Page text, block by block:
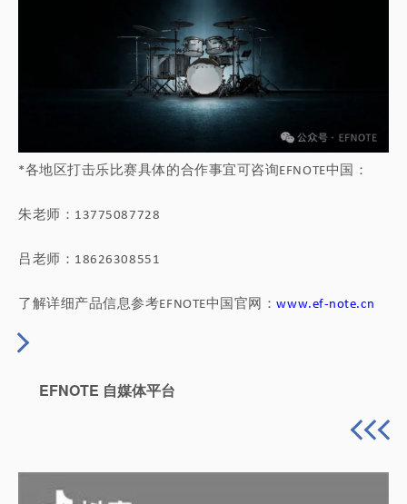
*各地区打击乐比赛具体的合作事宜可咨询EFNOTE中国：
朱老师： 13775087728
吕老师： 18626308551
了解详细产品信息参考EFNOTE中国官网：www.ef-note.cn
EFNOTE 自媒体平台